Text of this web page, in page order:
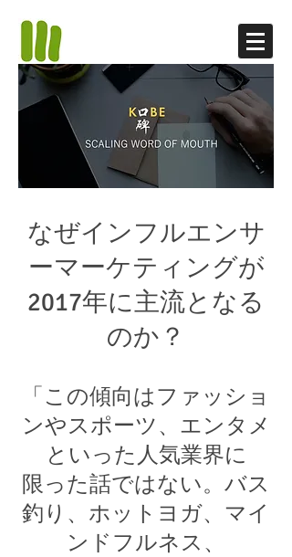
なぜインフルエンサ
ーマーケティングが
2017年に主流となる
のか？
「この傾向はファッショ
ンやスポーツ、エンタメ
といった人気業界に
限った話ではない。バス
釣り、ホットヨガ、マイ
ンドフルネス、